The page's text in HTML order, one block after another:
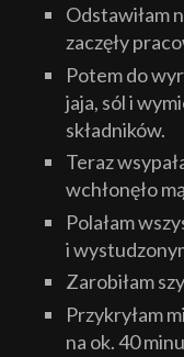
Odstawiłam
zaczęły
Potem do
jaja, sól i
składników.
Teraz
wchłonęło
Polałam
i
Zarobiłam
Przykryłam
na ok. 40